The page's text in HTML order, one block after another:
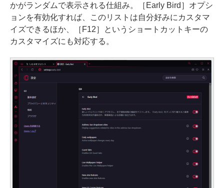
かがランダムで表示される仕組み。［Early Bird］オプシ
ョンを有効化すれば、このリストは自分好みにカスタマ
イズできるほか、［F12］というショートカットキーの
カスタマイズにも対応する。